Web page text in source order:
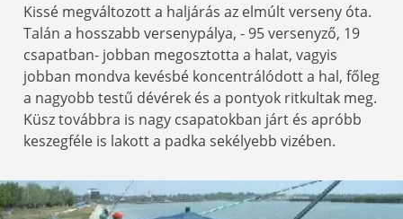
Kissé megváltozott a haljárás az elmúlt verseny óta.
Talán a hosszabb versenypálya, - 95 versenyző, 19
csapatban- jobban megosztotta a halat, vagyis
jobban mondva kevésbé koncentrálódott a hal, főleg
a nagyobb testű dévérek és a pontyok ritkultak meg.
Küsz továbbra is nagy csapatokban járt és apróbb
keszegféle is lakott a padka sekélyebb vizében.